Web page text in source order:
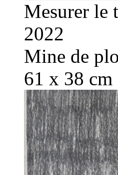
Mesurer le
2022
Mine de
61 x 38 cm